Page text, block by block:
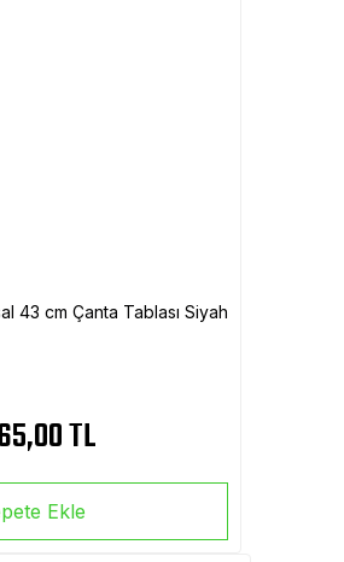
43 cm Çanta Tablası Siyah
TL
Ekle